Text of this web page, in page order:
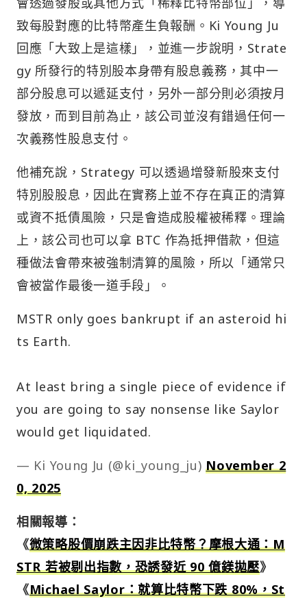
致每股對應的比特幣產生負報酬。Ki Young Ju
回應「大致上是這樣」，並進一步說明，Strate
gy 所發行的特別股本身帶有股息義務，其中一
部分股息可以遞延支付，另外一部分則必須按月
發放，而到目前為止，該公司並沒有錯過任何一
次義務性股息支付。
他補充說，Strategy 可以透過增發新股來支付
特別股股息，因此在實務上並不存在真正的清算
或資不抵債風險，只是會造成股權被稀釋。理論
上，該公司也可以拿 BTC 作為抵押借款，但這
種做法會帶來被強制清算的風險，所以「通常只
會被當作最後一道手段」。
MSTR only goes bankrupt if an asteroid hi
ts Earth.
At least bring a single piece of evidence if
you are going to say nonsense like Saylor
would get liquidated.
— Ki Young Ju (@ki_young_ju)November 2
0, 2025
相關報導：
《微策略股價崩跌主因非比特幣？摩根大通：M
STR 若被剔出指數，恐誘發近 90 億鎂拋壓》
《Michael Saylor：就算比特幣下跌 80%，St